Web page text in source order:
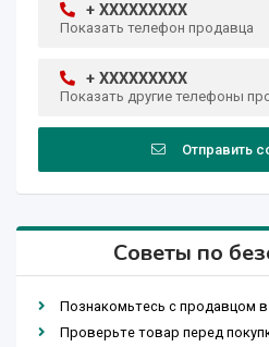
+ XXXXXXXXX
Показать телефон продавца
+ XXXXXXXXX
Показать другие телефоны
Отправить
Советы по
Познакомьтесь с продавцом
Проверьте товар перед